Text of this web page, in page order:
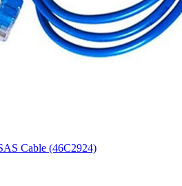
Cable (46C2924)